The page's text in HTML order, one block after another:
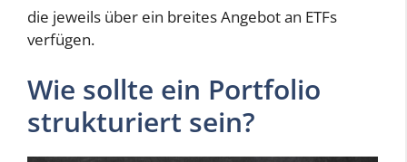
die jeweils über ein breites Angebot an ETFs
verfügen.
Wie sollte ein Portfolio
strukturiert sein?